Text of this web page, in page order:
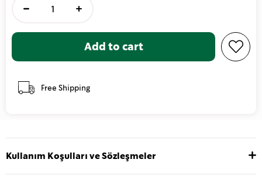
Free Shipping
Kullanım Koşulları ve Sözleşmeler